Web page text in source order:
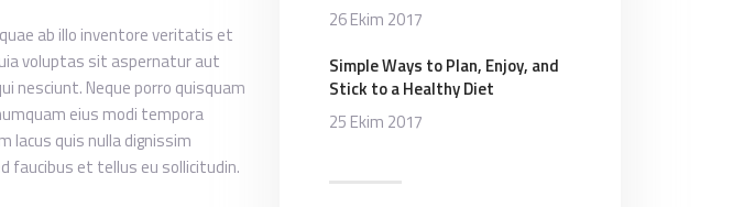
ab illo inventore veritatis et
voluptas sit aspernatur aut
nesciunt. Neque porro quisquam
eius modi tempora
lacus quis nulla dignissim
faucibus et tellus eu sollicitudin.
26 Ekim 2017
Simple Ways to Plan, Enjoy, and
Stick to a Healthy Diet
25 Ekim 2017